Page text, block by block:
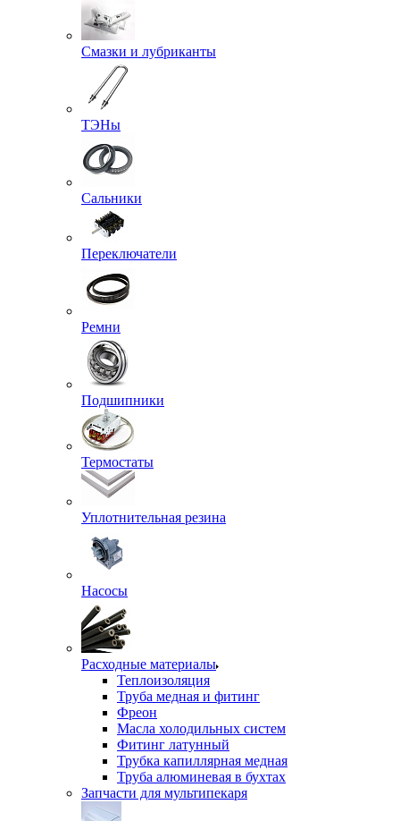
Смазки и лубриканты
ТЭНы
Сальники
Переключатели
Ремни
Подшипники
Термостаты
Уплотнительная резина
Насосы
Расходные материалы
Теплоизоляция
Труба медная и фитинг
Фреон
Масла холодильных систем
Фитинг латунный
Трубка капиллярная медная
Труба алюминевая в бухтах
Запчасти для мультипекаря